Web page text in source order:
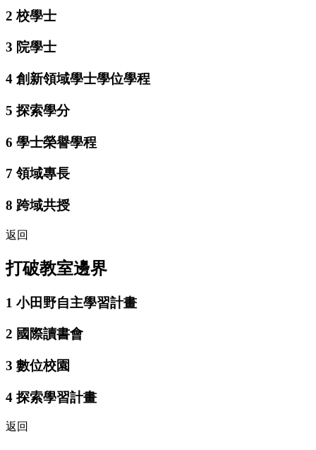
2校學士
3 院學士
4 創新領域學士學位學程
5 探索學分
6 學士榮譽學程
7 領域專長
8 跨域共授
返回
打破教室邊界
1 小田野自主學習計畫
2 國際讀書會
3 數位校園
4 探索學習計畫
返回